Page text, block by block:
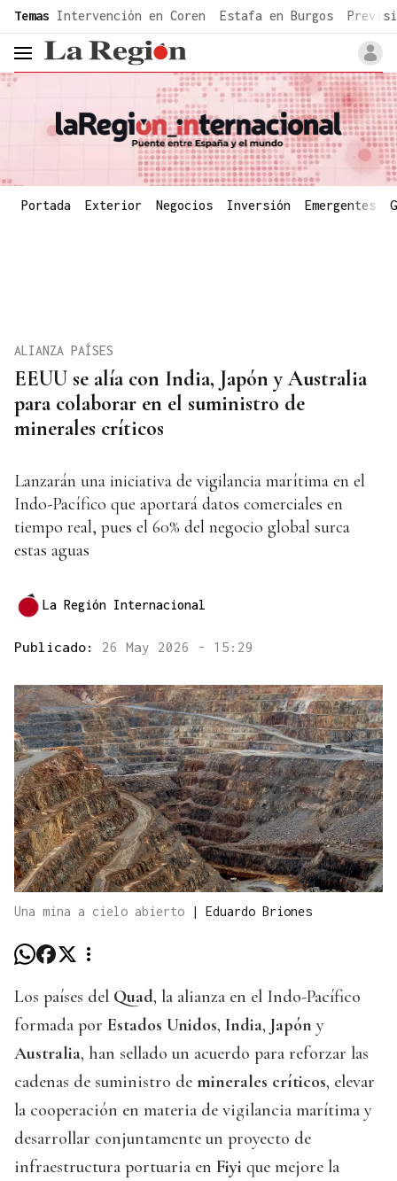
common.go-to-content
Temas Intervención en Coren Estafa en Burgos
header.menu.open
Portada Exterior Negocios Inversión Emergentes
EEUU se alía con India, Japón y Australia
para colaborar en el suministro de
minerales críticos
ALIANZA PAÍSES
Lanzarán una iniciativa de vigilancia marítima en el
Indo-Pacífico que aportará datos comerciales en
tiempo real, pues el 60% del negocio global surca
estas aguas
La Región Internacional
Publicado: 26 May 2026 - 15:29
Una mina a cielo abierto | Eduardo Briones
Los países del Quad, la alianza en el Indo-Pacífico
formada por Estados Unidos, India, Japón y
Australia, han sellado un acuerdo para reforzar las
cadenas de suministro de minerales críticos, elevar
la cooperación en materia de vigilancia marítima y
desarrollar conjuntamente un proyecto de
infraestructura portuaria en Fiyi que mejore la